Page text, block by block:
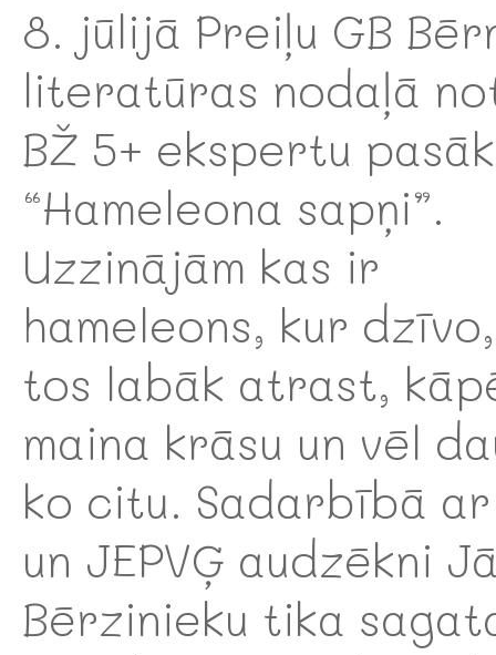
8. jūlijā Preiļu GB
literatūras nodaļā
BŽ 5+ ekspertu
“Hameleona sapņi”.
Uzzinājām kas ir
hameleons, kur
tos labāk atrast,
maina krāsu un vēl
ko citu. Sadarbībā ar
un JEPVĢ audzēkni
Bērzinieku tika